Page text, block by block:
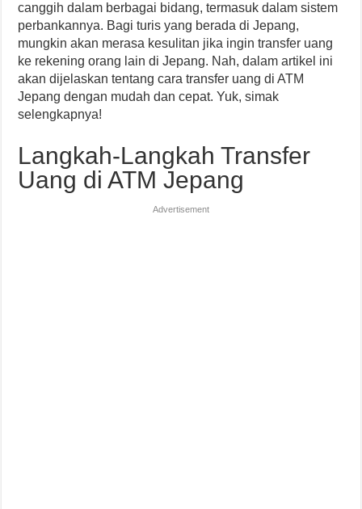
canggih dalam berbagai bidang, termasuk dalam sistem
perbankannya. Bagi turis yang berada di Jepang,
mungkin akan merasa kesulitan jika ingin transfer uang
ke rekening orang lain di Jepang. Nah, dalam artikel ini
akan dijelaskan tentang cara transfer uang di ATM
Jepang dengan mudah dan cepat. Yuk, simak
selengkapnya!
Langkah-Langkah Transfer
Uang di ATM Jepang
Advertisement